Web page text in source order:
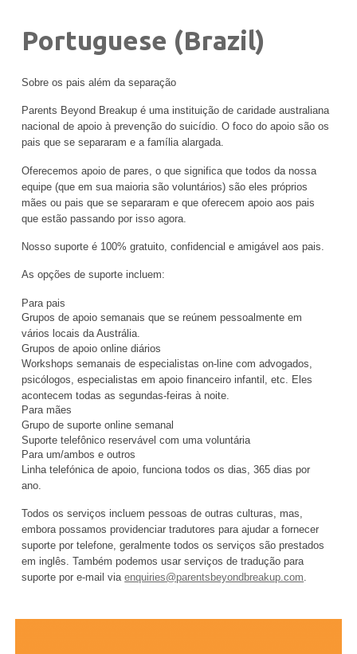
Portuguese (Brazil)
Sobre os pais além da separação
Parents Beyond Breakup é uma instituição de caridade australiana
nacional de apoio à prevenção do suicídio. O foco do apoio são os
pais que se separaram e a família alargada.
Oferecemos apoio de pares, o que significa que todos da nossa
equipe (que em sua maioria são voluntários) são eles próprios
mães ou pais que se separaram e que oferecem apoio aos pais
que estão passando por isso agora.
Nosso suporte é 100% gratuito, confidencial e amigável aos pais.
As opções de suporte incluem:
Para pais
Grupos de apoio semanais que se reúnem pessoalmente em
vários locais da Austrália.
Grupos de apoio online diários
Workshops semanais de especialistas on-line com advogados,
psicólogos, especialistas em apoio financeiro infantil, etc. Eles
acontecem todas as segundas-feiras à noite.
Para mães
Grupo de suporte online semanal
Suporte telefônico reservável com uma voluntária
Para um/ambos e outros
Linha telefónica de apoio, funciona todos os dias, 365 dias por
ano.
Todos os serviços incluem pessoas de outras culturas, mas,
embora possamos providenciar tradutores para ajudar a fornecer
suporte por telefone, geralmente todos os serviços são prestados
em inglês. Também podemos usar serviços de tradução para
suporte por e-mail viaenquiries@parentsbeyondbreakup.com.